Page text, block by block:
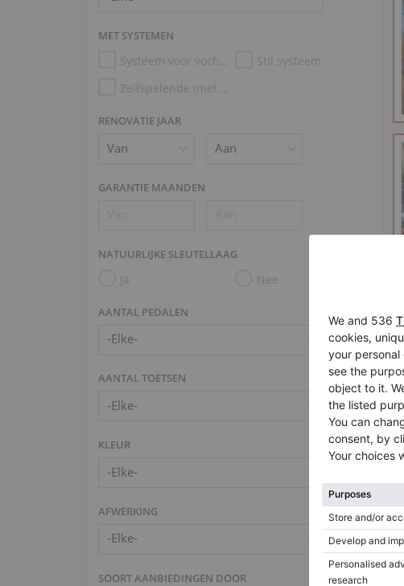
MET SYSTEMEN
Systeem voor vochtigheidscontrole
Stil systeem
Zelfspelende (met Disklavier, PianoDisc, Kioshi)
RENOVATIE JAAR
GARANTIE MAANDEN
NATUURLIJKE SLEUTELLAAG
Ja Nee
AANTAL PEDALEN
AANTAL TOETSEN
KLEUR
AFWERKING
SOORT AANBIEDINGEN DOOR